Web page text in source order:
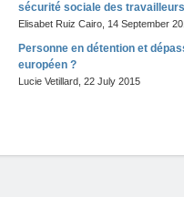
sécurité sociale des travailleurs
Elisabet Ruiz Cairo 14 September
Personne en détention et
européen ?
Lucie Vetillard 22 July 2015